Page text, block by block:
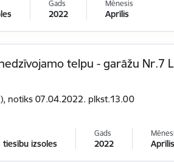
Gads
2022
Mēnesis
Aprīlis
telpu - garāžu Nr.7
notiks 07.04.2022. plkst.13.00
tiesību izsoles
Gads
2022 Aprīlis